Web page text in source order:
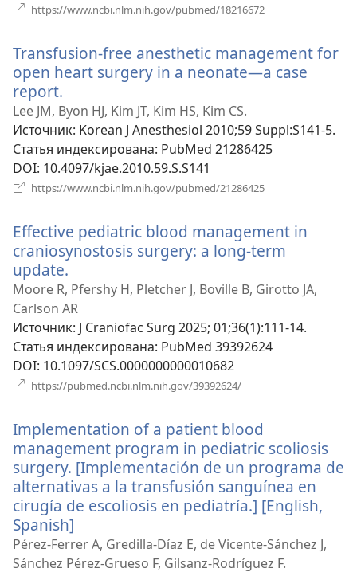
https://www.ncbi.nlm.nih.gov/pubmed/18216672
окне)
Transfusion-free anesthetic management for
open heart surgery in a neonate—a case
report.
в
новом
окне)
Lee JM, Byon HJ, Kim JT, Kim HS, Kim CS.
Источник‎: Korean J Anesthesiol 2010;59 Suppl:S141-5.
Статья индексирована‎: PubMed 21286425
DOI‎: 10.4097/kjae.2010.59.S.S141
https://www.ncbi.nlm.nih.gov/pubmed/21286425
окне)
Effective pediatric blood management in
craniosynostosis surgery: a long-term
update.
в
новом
окне)
Moore R, Pfershy H, Pletcher J, Boville B, Girotto JA,
Carlson AR
Источник‎: J Craniofac Surg 2025; 01;36(1):111-14.
Статья индексирована‎: PubMed 39392624
DOI‎: 10.1097/SCS.0000000000010682
https://pubmed.ncbi.nlm.nih.gov/39392624/
окне)
Implementation of a patient blood
management program in pediatric scoliosis
surgery. [Implementación de un programa de
alternativas a la transfusión sanguínea en
cirugía de escoliosis en pediatría.] [English,
Spanish]
в
новом
Pérez-Ferrer A, Gredilla-Díaz E, de Vicente-Sánchez J,
Sánchez Pérez-Grueso F, Gilsanz-Rodríguez F.